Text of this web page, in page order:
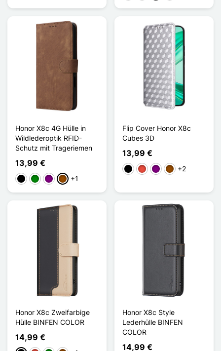
Honor X8c 4G Hülle in
Wildlederoptik RFID-
Schutz mit Trageriemen
13,99 €
Schwarz
GrünViolettBraun
+1
Flip Cover Honor X8c
Cubes 3D
13,99 €
Schwarz
Rot ViolettBraun
+2
Honor X8c Zweifarbige
Hülle BINFEN COLOR
14,99 €
Honor X8c Style
Lederhülle BINFEN
COLOR
14,99 €